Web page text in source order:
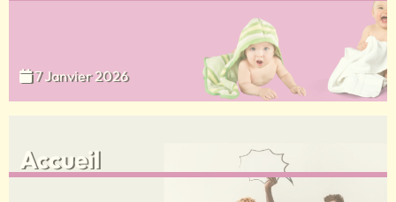
7 Janvier 2026
Accueil